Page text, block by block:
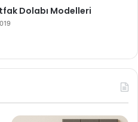
Dolabı Modelleri